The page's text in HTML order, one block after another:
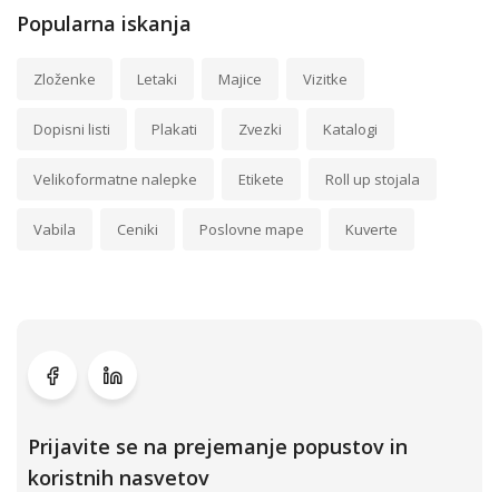
Popularna iskanja
Zloženke Letaki Majice Vizitke
Dopisni listi Plakati Zvezki Katalogi
Velikoformatne nalepke Etikete Roll up stojala
Vabila Ceniki Poslovne mape Kuverte
Prijavite se na prejemanje popustov in
koristnih nasvetov